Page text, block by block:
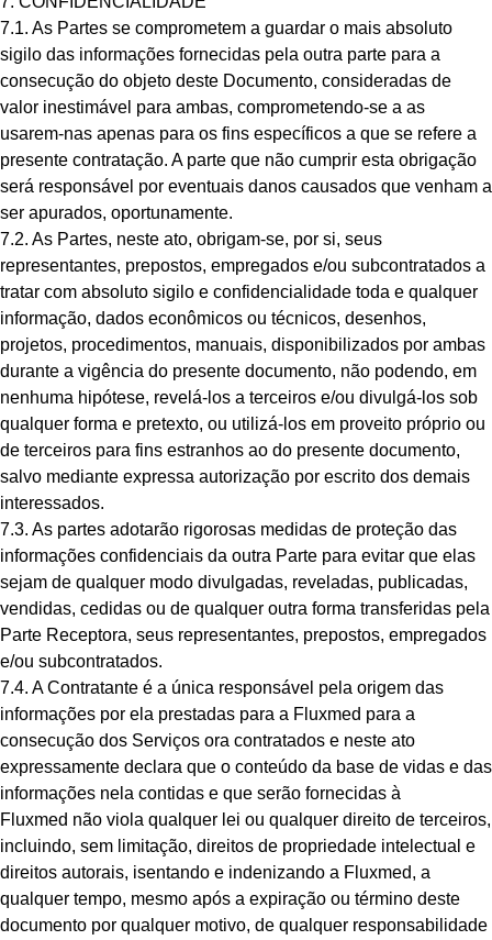
7.1. As Partes se comprometem a guardar o mais absoluto
sigilo das informações fornecidas pela outra parte para a
consecução do objeto deste Documento, consideradas de
valor inestimável para ambas, comprometendo-se a as
usarem-nas apenas para os fins específicos a que se refere a
presente contratação. A parte que não cumprir esta obrigação
será responsável por eventuais danos causados que venham a
ser apurados, oportunamente.
7.2. As Partes, neste ato, obrigam-se, por si, seus
representantes, prepostos, empregados e/ou subcontratados a
tratar com absoluto sigilo e confidencialidade toda e qualquer
informação, dados econômicos ou técnicos, desenhos,
projetos, procedimentos, manuais, disponibilizados por ambas
durante a vigência do presente documento, não podendo, em
nenhuma hipótese, revelá-los a terceiros e/ou divulgá-los sob
qualquer forma e pretexto, ou utilizá-los em proveito próprio ou
de terceiros para fins estranhos ao do presente documento,
salvo mediante expressa autorização por escrito dos demais
interessados.
7.3. As partes adotarão rigorosas medidas de proteção das
informações confidenciais da outra Parte para evitar que elas
sejam de qualquer modo divulgadas, reveladas, publicadas,
vendidas, cedidas ou de qualquer outra forma transferidas pela
Parte Receptora, seus representantes, prepostos, empregados
e/ou subcontratados.
7.4. A Contratante é a única responsável pela origem das
informações por ela prestadas para a Fluxmed para a
consecução dos Serviços ora contratados e neste ato
expressamente declara que o conteúdo da base de vidas e das
informações nela contidas e que serão fornecidas à
Fluxmed não viola qualquer lei ou qualquer direito de terceiros,
incluindo, sem limitação, direitos de propriedade intelectual e
direitos autorais, isentando e indenizando a Fluxmed, a
qualquer tempo, mesmo após a expiração ou término deste
documento por qualquer motivo, de qualquer responsabilidade